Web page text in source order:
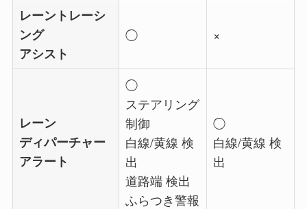
レーントレーシ
ング
アシスト
◯ ×
レーン
ディパーチャー
アラート
◯
ステアリング
制御
白線/黄線 検
出
道路端 検出
ふらつき警報
◯
白線/黄線 検
出